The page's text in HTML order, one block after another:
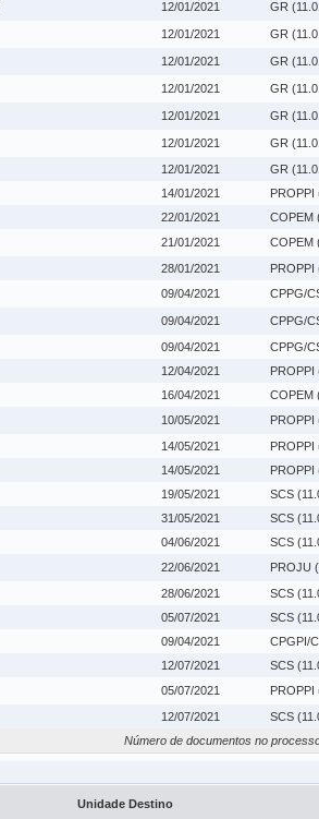
12/01/2021 GR
12/01/2021 GR
12/01/2021 GR
12/01/2021 GR
12/01/2021 GR
12/01/2021 GR
12/01/2021 GR
14/01/2021 PROPPI
22/01/2021 COPEM
21/01/2021 COPEM
28/01/2021 PROPPI
09/04/2021 CPPG/
09/04/2021 CPPG/
09/04/2021 CPPG/
12/04/2021 PROPPI
16/04/2021 COPEM
10/05/2021 PROPPI
14/05/2021 PROPPI
14/05/2021 PROPPI
19/05/2021 SCS
31/05/2021 SCS
04/06/2021 SCS
22/06/2021 PROJU
28/06/2021 SCS
05/07/2021 SCS
09/04/2021 CPGPI/
12/07/2021 SCS
05/07/2021 PROPPI
12/07/2021 SCS
Número de documentos no
Unidade Destino